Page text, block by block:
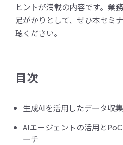
ヒントが満載の内容です。業
足がかりとして、ぜひ本セミ
聴ください。
目次
生成AIを活用したデータ収
AIエージェントの活用と
ーチ